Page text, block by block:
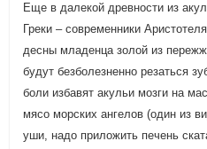
Еще в далекой древности из
Греки – современники
десны младенца золой из
будут безболезненно резаться
боли избавят акульи мозги на
мясо морских ангелов (один из
уши, надо приложить печень